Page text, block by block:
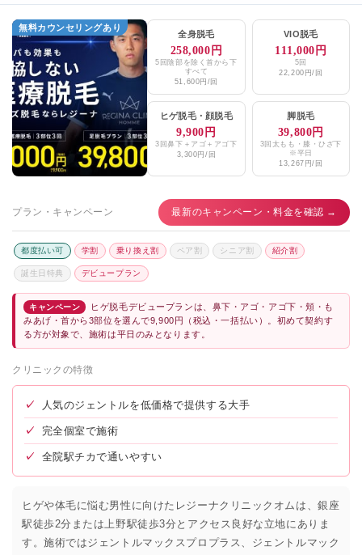
無料カウンセリングあり
全身脱毛
258,000円
5回陰部を除く首から下
すべて
51,600円/回
VIO脱毛
111,000円
5回
22,200円/回
ヒゲ脱毛・ 顔脱毛
9,900円
3回鼻下＋アゴ＋アゴ下
3,300円/回
脚脱毛
39,800円
3回太もも・膝・ひざ下
※平日
13,267円/回
プラン・キャンペーン 最新のキャンペーン・料金を確認 →
都度払い可 学割 乗り換え割 ペア割 シニア割 紹介割
誕生日特典 デビュープラン
キャンペーン
ヒゲ脱毛デビュープランは、鼻下・アゴ・アゴ下・頬・も
みあげ・首から3部位を選んで9,900円（税込・一括払い）。初めて契約す
る方が対象で、施術は平日のみとなります。
クリニックの特徴
✓ 人気のジェントルを低価格で提供する大手
✓ 完全個室で施術
✓ 全院駅チカで通いやすい
ヒゲや体毛に悩む男性に向けたレジーナクリニックオムは、銀座
駅徒歩2分または上野駅徒歩3分とアクセス良好な立地にありま
す。施術ではジェントルマックスプロプラス、ジェントルマック